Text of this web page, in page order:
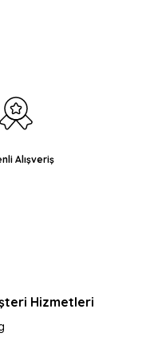
Alışveriş
Hizmetleri